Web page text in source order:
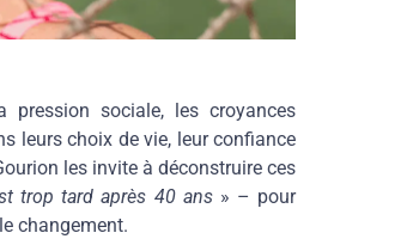
pression sociale, les croyances
leurs choix de vie, leur confiance
les invite à déconstruire ces
trop tard après 40 ans» – pour
changement.